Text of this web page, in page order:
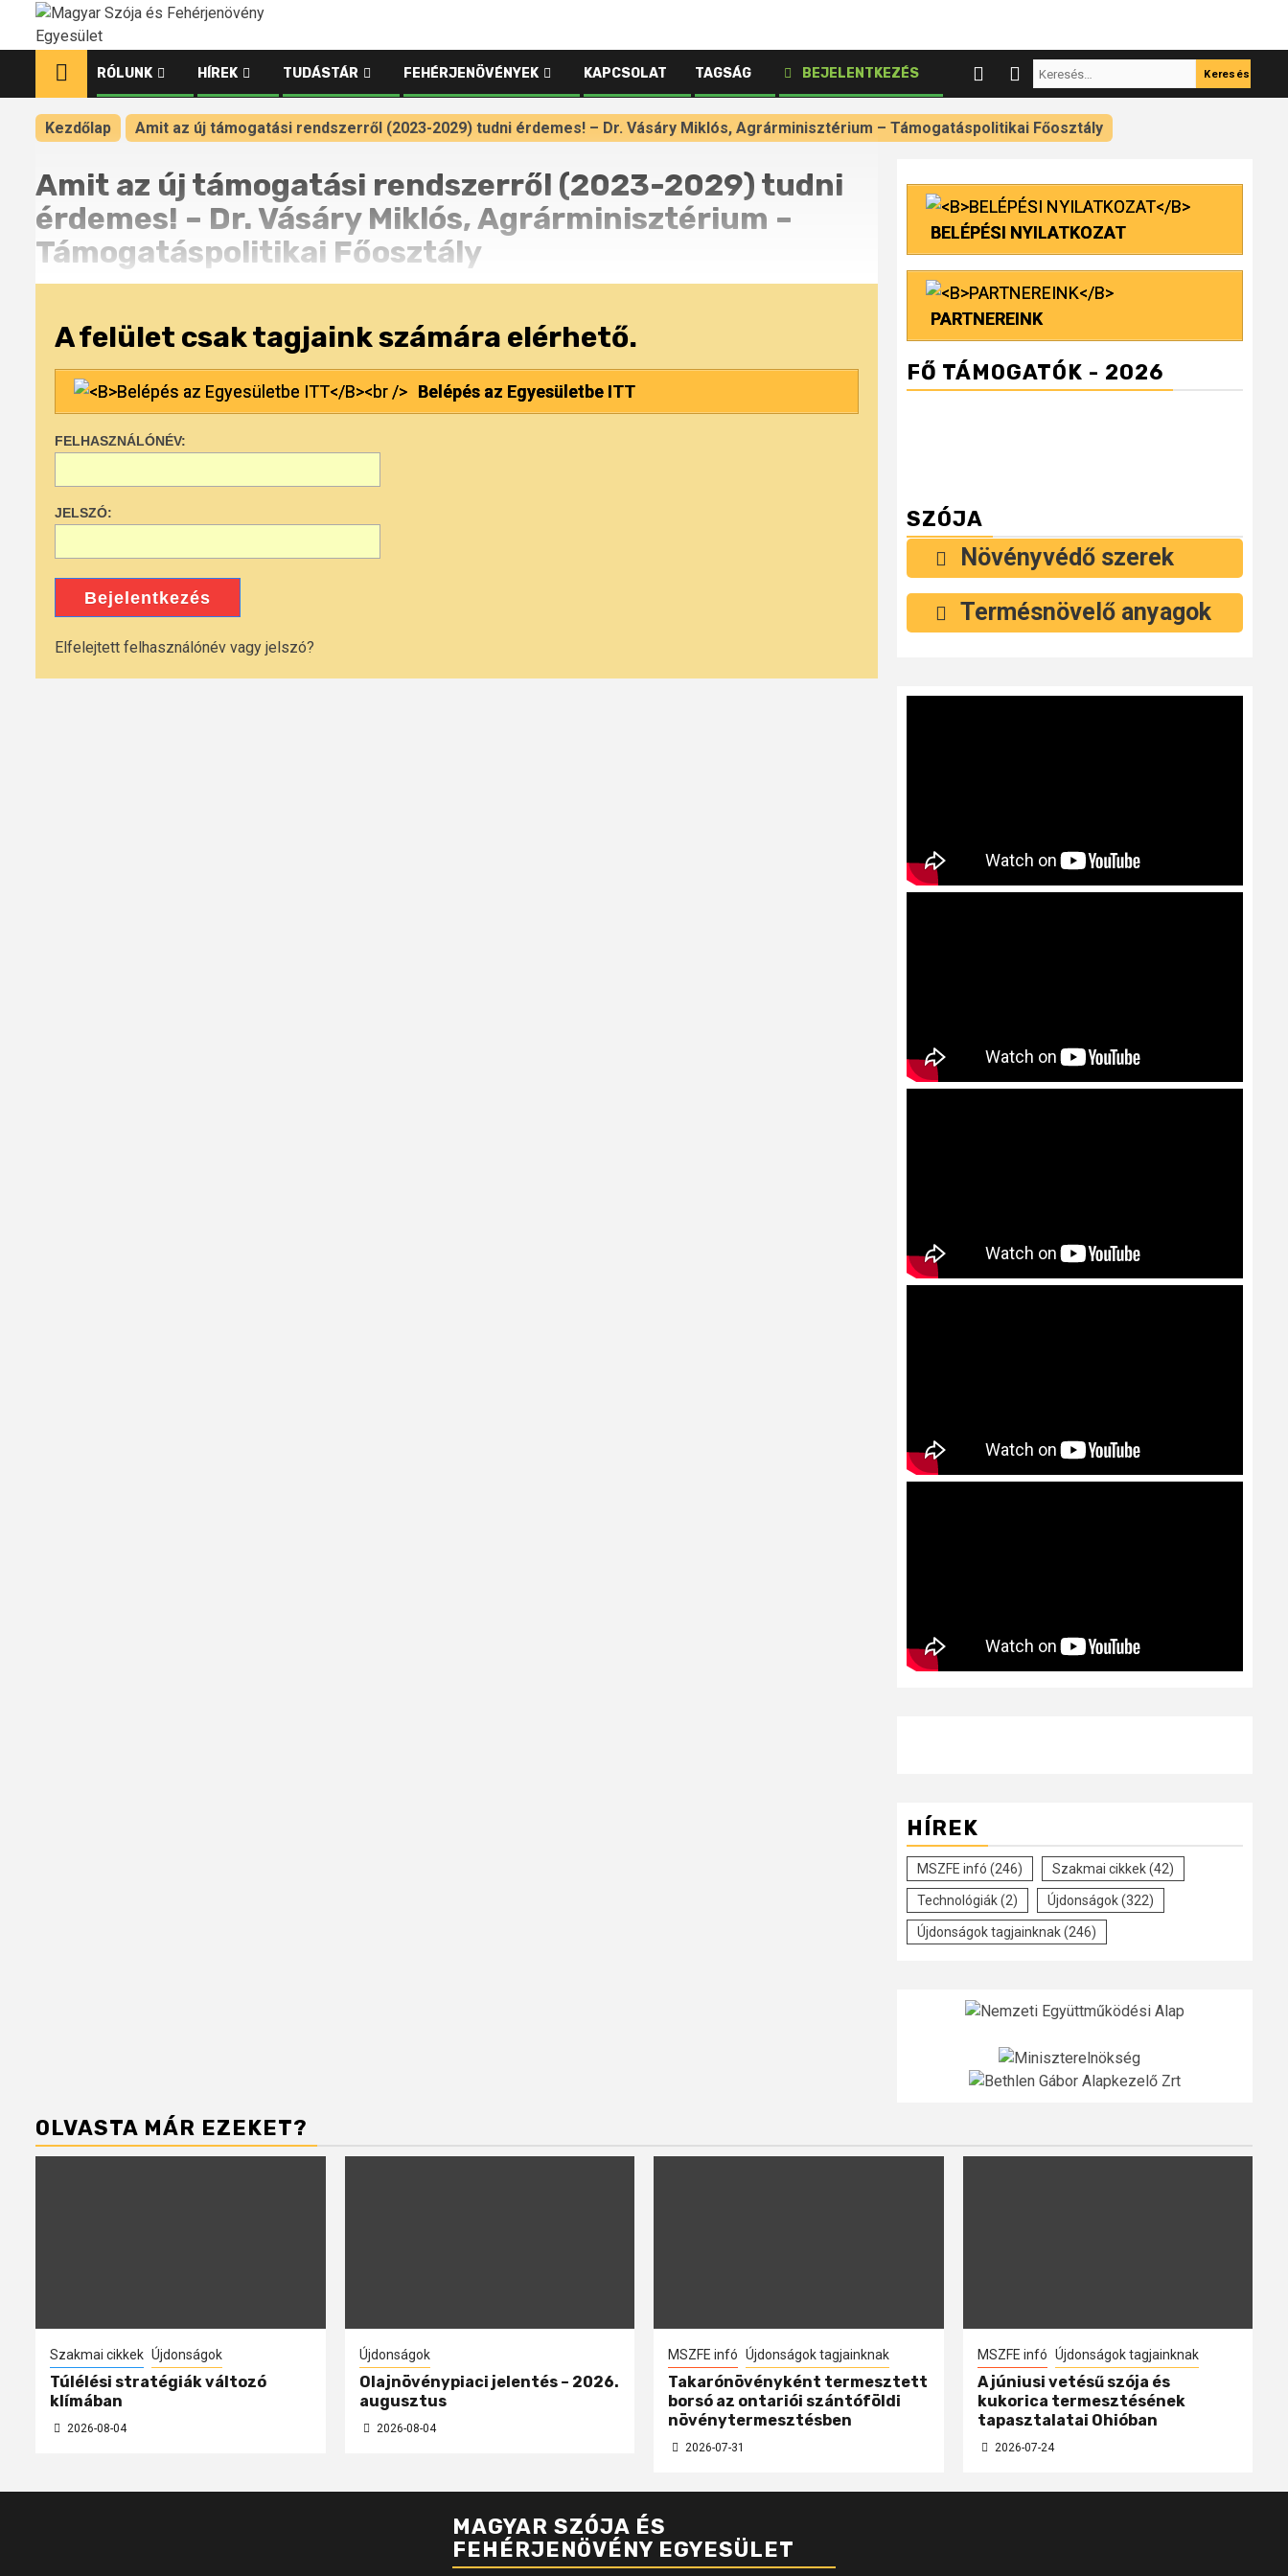
Ugrás
tartalomhoz
RÓLUNK HÍREK TUDÁSTÁR FEHÉRJENÖVÉNYEK KAPCSOLAT TAGSÁG BEJELENTKEZÉS Keresés:
Kezdőlap Amit az új támogatási rendszerről (2023-2029) tudni érdemes! – Dr. Vásáry Miklós, Agrárminisztérium – Támogatáspolitikai Főosztály
Amit az új támogatási rendszerről (2023-2029) tudni
érdemes! – Dr. Vásáry Miklós, Agrárminisztérium –
Támogatáspolitikai Főosztály
A felület csak tagjaink számára elérhető.
Belépés az Egyesületbe ITT
FELHASZNÁLÓNÉV:
JELSZÓ:
Bejelentkezés
Elfelejtett felhasználónév vagy jelszó?
BELÉPÉSI NYILATKOZAT
PARTNEREINK
FŐ TÁMOGATÓK - 2026
SZÓJA
Növényvédő szerek
Termésnövelő anyagok
HÍREK
MSZFE infó (246) Szakmai cikkek(42)
Technológiák(2) Újdonságok(322)
Újdonságok tagjainknak(246)
OLVASTA MÁR EZEKET?
Szakmai cikkek Újdonságok
Túlélési stratégiák változó
klímában
2026-08-04
Újdonságok
Olajnövénypiaci jelentés – 2026.
augusztus
2026-08-04
MSZFE infó Újdonságok tagjainknak
Takarónövényként termesztett
borsó az ontariói szántóföldi
növénytermesztésben
2026-07-31
MSZFE infó Újdonságok tagjainknak
A júniusi vetésű szója és
kukorica termesztésének
tapasztalatai Ohióban
2026-07-24
MAGYAR SZÓJA ÉS
FEHÉRJENÖVÉNY EGYESÜLET